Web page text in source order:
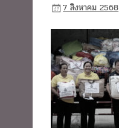
7 สิงหาคม 2568